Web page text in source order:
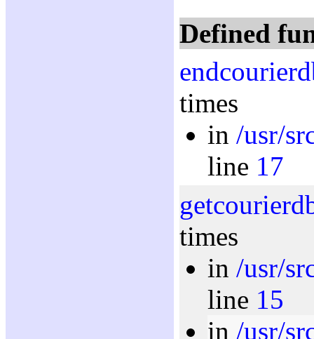
Defined
times
in /usr/
line 17
times
in /usr/
line 15
in /usr/